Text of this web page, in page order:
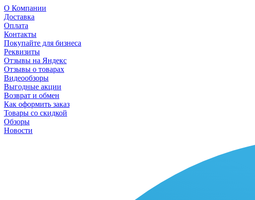
О Компании
Доставка
Оплата
Контакты
Покупайте для бизнеса
Реквизиты
Отзывы на Яндекс
Отзывы о товарах
Видеообзоры
Выгодные акции
Возврат и обмен
Как оформить заказ
Товары со скидкой
Обзоры
Новости